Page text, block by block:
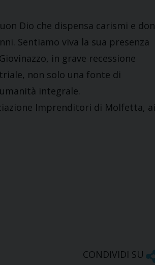
Dio che dispensa carismi e
Sentiamo viva la sua presenza
in grave recessione
non solo una fonte di
integrale.
Imprenditori di Molfetta, ai
CONDIVIDI SU